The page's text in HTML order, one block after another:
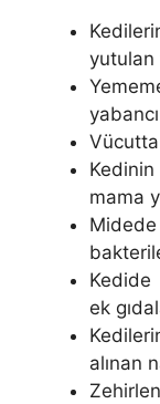
yutulan
mama
Midede
Kedide
ek
alınan